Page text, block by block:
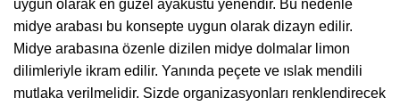
uygun olarak en güzel ayaküstü yenendir. Bu nedenle
midye arabası bu konsepte uygun olarak dizayn edilir.
Midye arabasına özenle dizilen midye dolmalar limon
dilimleriyle ikram edilir. Yanında peçete ve ıslak mendili
mutlaka verilmelidir. Sizde organizasyonları renklendirecek